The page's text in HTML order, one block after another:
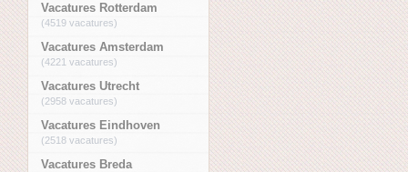
Vacatures Rotterdam
(4519 vacatures)
Vacatures Amsterdam
(4221 vacatures)
Vacatures Utrecht
(2958 vacatures)
Vacatures Eindhoven
(2518 vacatures)
Vacatures Breda